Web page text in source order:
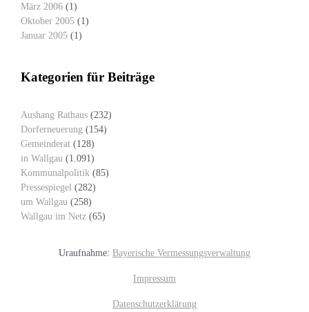
März 2006 (1)
Oktober 2005 (1)
Januar 2005 (1)
Kategorien für Beiträge
Aushang Rathaus (232)
Dorferneuerung (154)
Gemeinderat (128)
in Wallgau (1.091)
Kommunalpolitik (85)
Pressespiegel (282)
um Wallgau (258)
Wallgau im Netz (65)
Uraufnahme: Bayerische Vermessungsverwaltung
Impressum
Datenschutzerklärung